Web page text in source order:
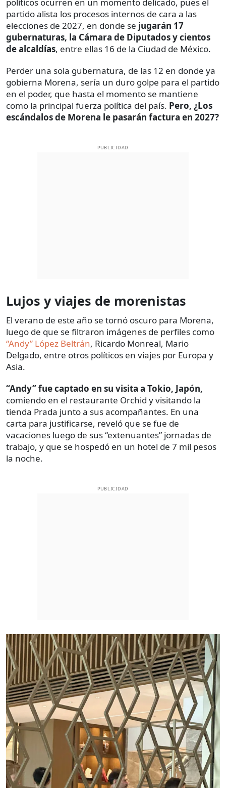
políticos ocurren en un momento delicado, pues el
partido alista los procesos internos de cara a las
elecciones de 2027, en donde se jugarán 17
gubernaturas, la Cámara de Diputados y cientos
de alcaldías, entre ellas 16 de la Ciudad de México.
Perder una sola gubernatura, de las 12 en donde ya
gobierna Morena, sería un duro golpe para el partido
en el poder, que hasta el momento se mantiene
como la principal fuerza política del país. Pero, ¿Los
escándalos de Morena le pasarán factura en 2027?
PUBLICIDAD
Lujos y viajes de morenistas
El verano de este año se tornó oscuro para Morena,
luego de que se filtraron imágenes de perfiles como
“Andy” López Beltrán, Ricardo Monreal, Mario
Delgado, entre otros políticos en viajes por Europa y
Asia.
“Andy” fue captado en su visita a Tokio, Japón,
comiendo en el restaurante Orchid y visitando la
tienda Prada junto a sus acompañantes. En una
carta para justificarse, reveló que se fue de
vacaciones luego de sus “extenuantes” jornadas de
trabajo, y que se hospedó en un hotel de 7 mil pesos
la noche.
PUBLICIDAD